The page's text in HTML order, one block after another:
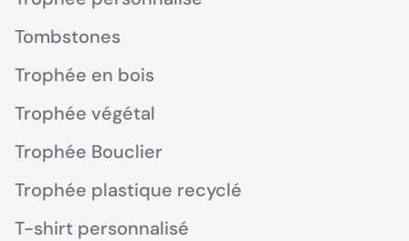
Tombstones
Trophée en bois
Trophée végétal
Trophée Bouclier
Trophée plastique recyclé
T-shirt personnalisé